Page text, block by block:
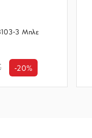
3 Μπλε
-20%